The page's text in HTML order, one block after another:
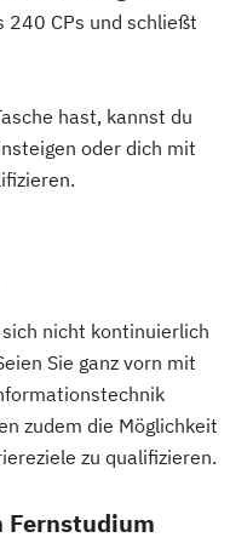
Health
-
EN)
Ergotherapie
und
Soziologie
Ingenieur/-
innen
240 CPs und schließt
hast, kannst du
oder dich mit
nicht kontinuierlich
Sie ganz vorn mit
zudem die Möglichkeit
zu qualifizieren.
Fernstudium